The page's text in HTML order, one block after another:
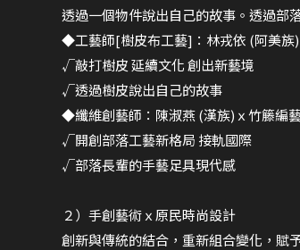
透過一個物件說出自己的故事。透過部
◆工藝師[樹皮布工藝]：林戎依 (阿美族)
√敲打樹皮 延續文化 創出新藝境
√透過樹皮說出自己的故事
◆纖維創藝師：陳淑燕 (漢族)ｘ竹籐編
√開創部落工藝新格局 接軌國際
√部落長輩的手藝足具現代感
２）手創藝術ｘ原民時尚設計
創新與傳統的結合，重新組合變化，賦